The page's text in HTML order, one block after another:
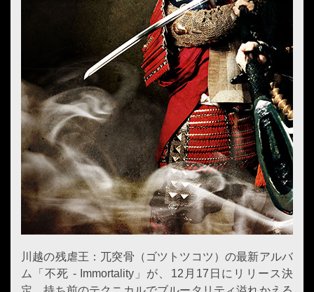
川越の残虐王：兀突骨（ゴツトツコツ）の最新アルバ
ム「不死 - Immortality」が、12月17日にリリース決